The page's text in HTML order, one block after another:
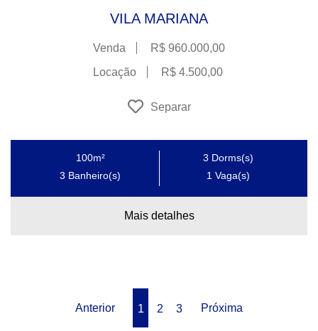
VILA MARIANA
Venda
R$ 960.000,00
Locação
R$ 4.500,00
Separar
100m² 3 Dorms(s)
3 Banheiro(s) 1 Vaga(s)
Mais detalhes
Anterior 1 2 3 Próxima